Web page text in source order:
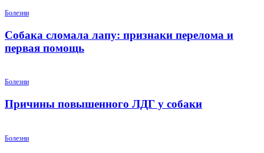
Болезни
Собака сломала лапу: признаки перелома и
первая помощь
Болезни
Причины повышенного ЛДГ у собаки
Болезни